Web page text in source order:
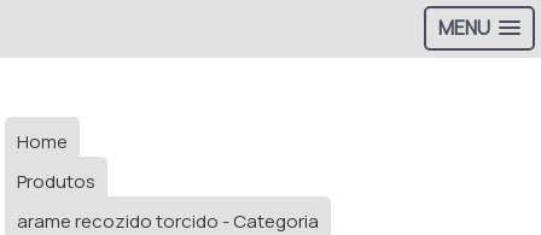
MENU
Home
Produtos
arame recozido torcido - Categoria